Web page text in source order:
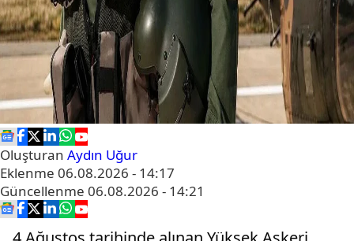
Oluşturan Aydın Uğur
Eklenme 06.08.2026 - 14:17
Güncellenme 06.08.2026 - 14:21